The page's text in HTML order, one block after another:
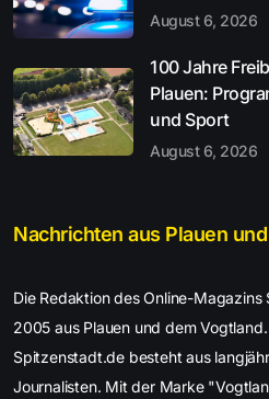
August 6, 2026
100 Jahre
Plauen:
und Sport
August 6, 2026
Nachrichten aus Plauen
Die Redaktion des Online-
2005 aus Plauen und dem
Spitzenstadt.de besteht aus
Journalisten. Mit der Marke